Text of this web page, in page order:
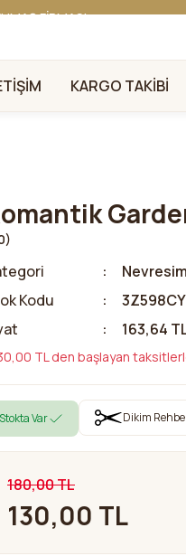
FİRMASI
GÜVENCESİ!
RESMİ WEB SİTESİ!KARGO TAKİBİ
Kodu
163,64
TL den başlayan
Stokta Var Dikim
180,00 TL
130,00 TL